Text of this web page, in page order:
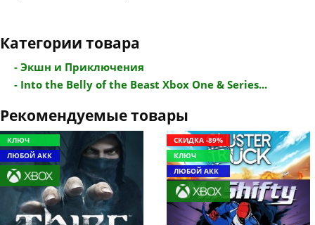
Категории товара
- Экшн и Приключения
- Into the Belly of the Beast Xbox One & Series...
Рекомендуемые товары
КЛЮЧ
ЛЮБОЙ АКК
СКИДКА -89%
КЛЮЧ
ЛЮБОЙ АКК